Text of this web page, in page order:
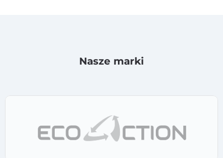
Nasze marki